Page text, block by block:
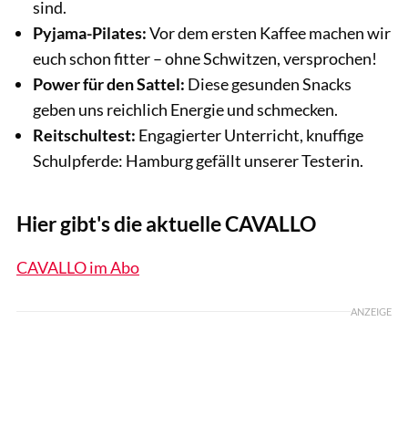
sind.
Pyjama-Pilates:Vor dem ersten Kaffee machen wir
euch schon fitter – ohne Schwitzen, versprochen!
Power für den Sattel: Diese gesunden Snacks
geben uns reichlich Energie und schmecken.
Reitschultest: Engagierter Unterricht, knuffige
Schulpferde: Hamburg gefällt unserer Testerin.
Hier gibt's die aktuelle CAVALLO
CAVALLO im Abo
ANZEIGE